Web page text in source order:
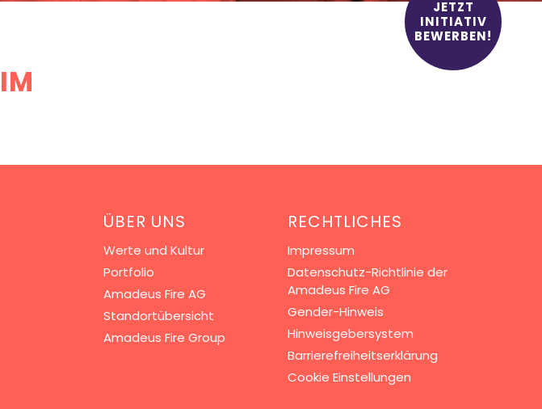
JETZT
INITIATIV
BEWERBEN!
ÜBER UNS
Werte und Kultur
Portfolio
Amadeus Fire AG
Standortübersicht
Amadeus Fire Group
RECHTLICHES
Impressum
Datenschutz-Richtlinie der
Amadeus Fire AG
Gender-Hinweis
Hinweisgebersystem
Barrierefreiheitserklärung
Cookie Einstellungen